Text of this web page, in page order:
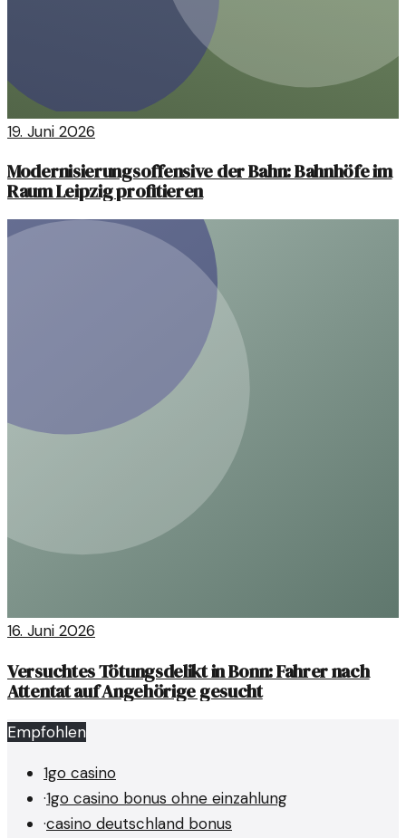
19. Juni 2026
Modernisierungsoffensive der Bahn: Bahnhöfe im
Raum Leipzig profitieren
16. Juni 2026
Versuchtes Tötungsdelikt in Bonn: Fahrer nach
Attentat auf Angehörige gesucht
Empfohlen
1go casino
·1go casino bonus ohne einzahlung
·casino deutschland bonus